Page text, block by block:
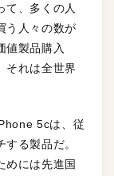
て、多くの人
う人々の数が
値製品購入
それは全世界
5cは、従
る製品だ。
めには先進国